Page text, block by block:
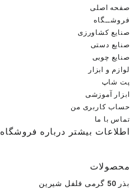
صفحه اصلی
فروشــگاه
صنایع کشاورزی
صنایع دستی
صنایع چوبی
لوازم و ابزار
پت شاپ
ابزار آموزشی
حساب کاربری من
تماس با ما
اطلاعات بیشتر درباره فروشگاه
محصولات
بذر 50 گرمی فلفل شیرین